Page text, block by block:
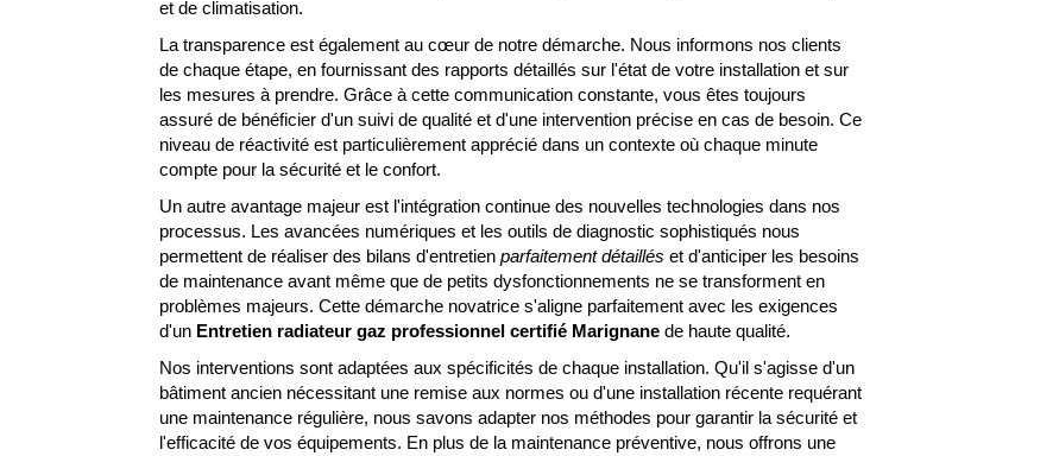
ENTRETIEN RADIATEUR GAZ
CERTIFIÉ MARIGNANE
Appelez-nous Contactez-nous
et de climatisation.
La transparence est également au cœur de notre démarche. Nous informons nos clients
de chaque étape, en fournissant des rapports détaillés sur l'état de votre installation et sur
les mesures à prendre. Grâce à cette communication constante, vous êtes toujours
assuré de bénéficier d'un suivi de qualité et d'une intervention précise en cas de besoin. Ce
niveau de réactivité est particulièrement apprécié dans un contexte où chaque minute
compte pour la sécurité et le confort.
Un autre avantage majeur est l'intégration continue des nouvelles technologies dans nos
processus. Les avancées numériques et les outils de diagnostic sophistiqués nous
permettent de réaliser des bilans d'entretienparfaitement détaillés et d'anticiper les besoins
de maintenance avant même que de petits dysfonctionnements ne se transforment en
problèmes majeurs. Cette démarche novatrice s'aligne parfaitement avec les exigences
d'un Entretien radiateur gaz professionnel certifié Marignane de haute qualité.
Nos interventions sont adaptées aux spécificités de chaque installation. Qu'il s'agisse d'un
bâtiment ancien nécessitant une remise aux normes ou d'une installation récente requérant
une maintenance régulière, nous savons adapter nos méthodes pour garantir la sécurité et
l'efficacité de vos équipements. En plus de la maintenance préventive, nous offrons une